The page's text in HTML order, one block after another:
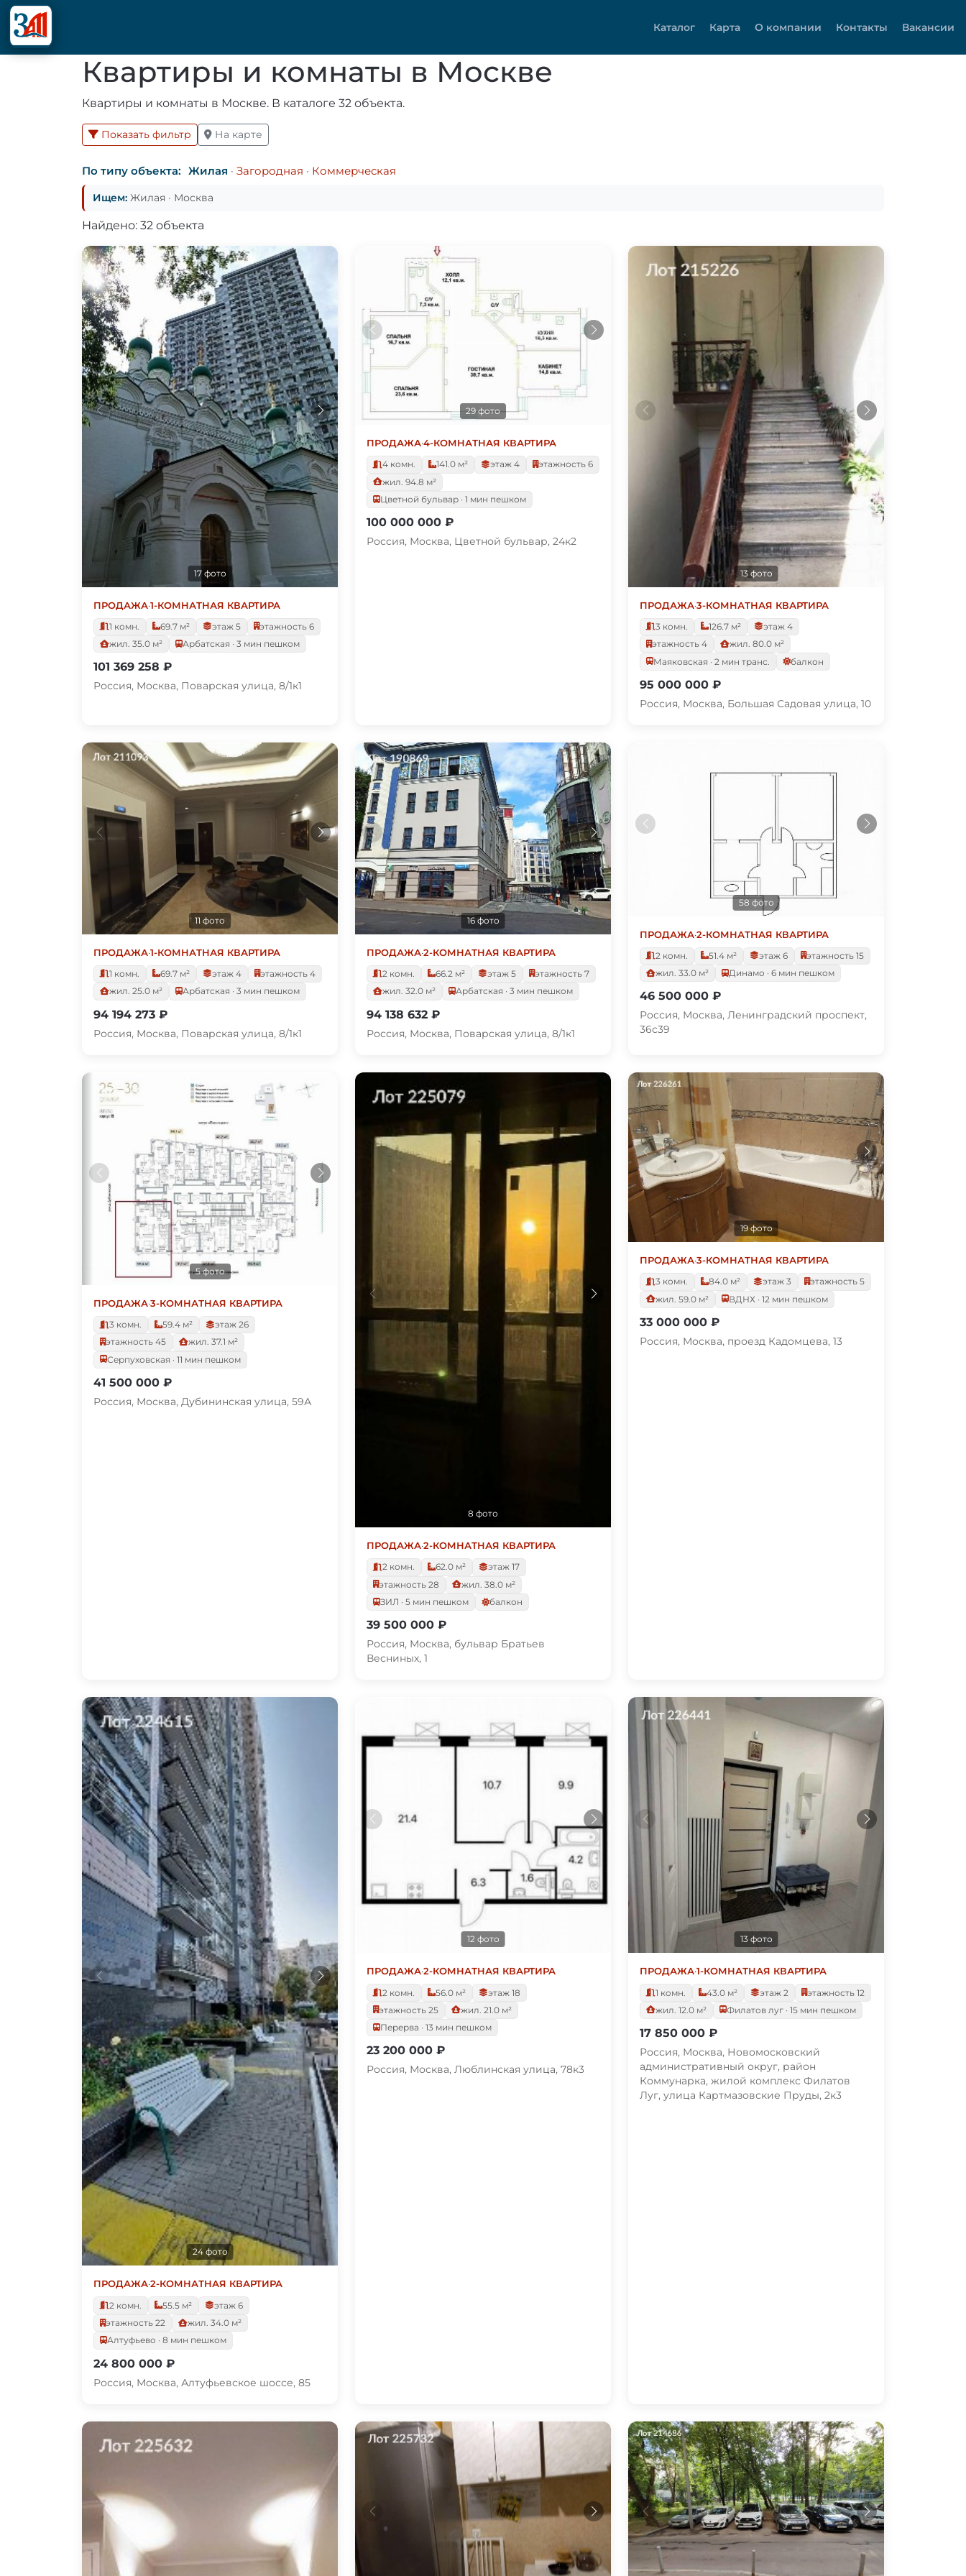
Каталог Карта О компании Контакты Вакансии
Квартиры и комнаты в Москве
Квартиры и комнаты в Москве. В каталоге 32 объекта.
Показать фильтр На карте
По типу объекта: Жилая · Загородная · Коммерческая
Ищем: Жилая · Москва
Найдено: 32 объекта
17 фото
ПРОДАЖА·1-КОМНАТНАЯ КВАРТИРА
1 комн.
69.7 м² этаж 5
этажность 6
жил. 35.0 м²
Арбатская · 3 мин пешком
101 369 258 ₽
Россия, Москва, Поварская улица, 8/1к1
29 фото
ПРОДАЖА·4-КОМНАТНАЯ КВАРТИРА
4 комн.
141.0 м² этаж 4
этажность 6
жил. 94.8 м²
Цветной бульвар · 1 мин пешком
100 000 000 ₽
Россия, Москва, Цветной бульвар, 24к2
13 фото
ПРОДАЖА·3-КОМНАТНАЯ КВАРТИРА
3 комн.
126.7 м²
этаж 4
этажность 4
жил. 80.0 м²
Маяковская · 2 мин транс.
балкон
95 000 000 ₽
Россия, Москва, Большая Садовая улица, 10
11 фото
ПРОДАЖА·1-КОМНАТНАЯ КВАРТИРА
1 комн.
69.7 м² этаж 4
этажность 4
жил. 25.0 м²
Арбатская · 3 мин пешком
94 194 273 ₽
Россия, Москва, Поварская улица, 8/1к1
16 фото
ПРОДАЖА·2-КОМНАТНАЯ КВАРТИРА
2 комн.
66.2 м² этаж 5
этажность 7
жил. 32.0 м²
Арбатская · 3 мин пешком
94 138 632 ₽
Россия, Москва, Поварская улица, 8/1к1
58 фото
ПРОДАЖА·2-КОМНАТНАЯ КВАРТИРА
2 комн.
51.4 м² этаж 6
этажность 15
жил. 33.0 м²
Динамо · 6 мин пешком
46 500 000 ₽
Россия, Москва, Ленинградский проспект,
36с39
5 фото
ПРОДАЖА·3-КОМНАТНАЯ КВАРТИРА
3 комн.
59.4 м²
этаж 26
этажность 45
жил. 37.1 м²
Серпуховская · 11 мин пешком
41 500 000 ₽
Россия, Москва, Дубининская улица, 59А
8 фото
ПРОДАЖА·2-КОМНАТНАЯ КВАРТИРА
2 комн.
62.0 м²
этаж 17
этажность 28
жил. 38.0 м²
ЗИЛ · 5 мин пешком
балкон
39 500 000 ₽
Россия, Москва, бульвар Братьев
Весниных, 1
19 фото
ПРОДАЖА·3-КОМНАТНАЯ КВАРТИРА
3 комн.
84.0 м² этаж 3
этажность 5
жил. 59.0 м²
ВДНХ · 12 мин пешком
33 000 000 ₽
Россия, Москва, проезд Кадомцева, 13
24 фото
ПРОДАЖА·2-КОМНАТНАЯ КВАРТИРА
2 комн.
55.5 м²
этаж 6
этажность 22
жил. 34.0 м²
Алтуфьево · 8 мин пешком
24 800 000 ₽
Россия, Москва, Алтуфьевское шоссе, 85
12 фото
ПРОДАЖА·2-КОМНАТНАЯ КВАРТИРА
2 комн.
56.0 м²
этаж 18
этажность 25
жил. 21.0 м²
Перерва · 13 мин пешком
23 200 000 ₽
Россия, Москва, Люблинская улица, 78к3
13 фото
ПРОДАЖА·1-КОМНАТНАЯ КВАРТИРА
1 комн.
43.0 м² этаж 2
этажность 12
жил. 12.0 м²
Филатов луг · 15 мин пешком
17 850 000 ₽
Россия, Москва, Новомосковский
административный округ, район
Коммунарка, жилой комплекс Филатов
Луг, улица Картмазовские Пруды, 2к3